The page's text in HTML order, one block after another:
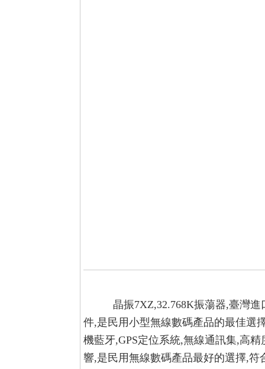
晶振7XZ,32.768K振蕩器,臺灣進
件,是民用小型無線數碼產品的最佳選
機藍牙,GPS定位系統,無線通訊集,高
響,是民用無線數碼產品最好的選擇,符